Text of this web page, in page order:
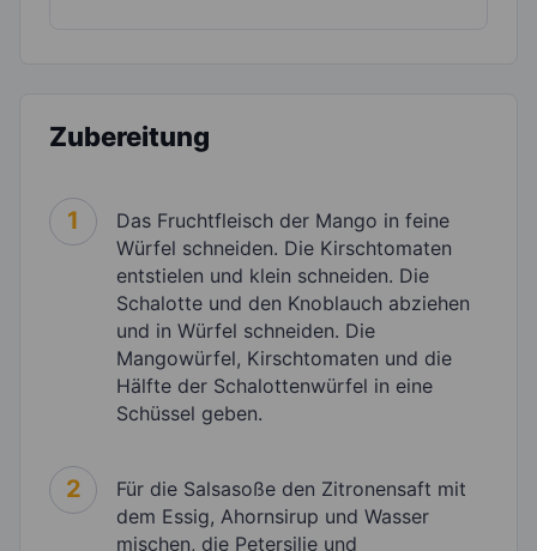
Zubereitung
1
Das Fruchtfleisch der Mango in feine
Würfel schneiden. Die Kirschtomaten
entstielen und klein schneiden. Die
Schalotte und den Knoblauch abziehen
und in Würfel schneiden. Die
Mangowürfel, Kirschtomaten und die
Hälfte der Schalottenwürfel in eine
Schüssel geben.
2
Für die Salsasoße den Zitronensaft mit
dem Essig, Ahornsirup und Wasser
mischen, die Petersilie und